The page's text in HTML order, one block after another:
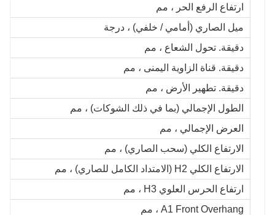
ارتفاع الرفع الحر ، مم
ميل الصاري (أمامي / خلفي) ، درجة
دقيقة. تحول الشعاع ، مم
دقيقة. قناة الزاوية اليمنى ، مم
دقيقة. تطهير الأرض ، مم
الطول الإجمالي (بما في ذلك الشوكات) ، مم
العرض الإجمالي ، مم
الارتفاع الكلي (سحب الصاري) ، مم
الارتفاع الكلي H2 (الامتداد الكامل للصاري) ، مم
ارتفاع الحرس العلوي H3 ، مم
A1 Front Overhang ، مم